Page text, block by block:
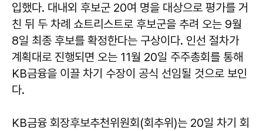
입했다. 대내외 후보군 20여 명을 대상으로 평가를 거
친 뒤 두 차례 쇼트리스트로 후보군을 추려 오는 9월
8일 최종 후보를 확정한다는 구상이다. 인선 절차가
계획대로 진행되면 오는 11월 20일 주주총회를 통해
KB금융을 이끌 차기 수장이 공식 선임될 것으로 보인
다.
KB금융 회장후보추천위원회(회추위)는 20일 차기 회